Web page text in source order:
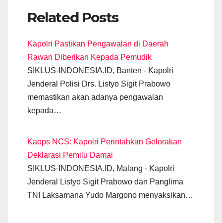
c
e
b
o
o
k
at
s
A
p
p
e
gr
a
m
ail
er e
n
g
er
e
n
Related Posts
Kapolri Pastikan Pengawalan di Daerah
Rawan Diberikan Kepada Pemudik
SIKLUS-INDONESIA.ID, Banten - Kapolri
Jenderal Polisi Drs. Listyo Sigit Prabowo
memastikan akan adanya pengawalan
kepada…
Kaops NCS: Kapolri Perintahkan Gelorakan
Deklarasi Pemilu Damai
SIKLUS-INDONESIA.ID, Malang - Kapolri
Jenderal Listyo Sigit Prabowo dan Panglima
TNI Laksamana Yudo Margono menyaksikan…